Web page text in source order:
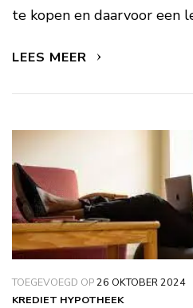
te kopen en daarvoor een
LEES MEER
TOEGEVOEGD OP26 OKTOBER 2024
KREDIET HYPOTHEEK